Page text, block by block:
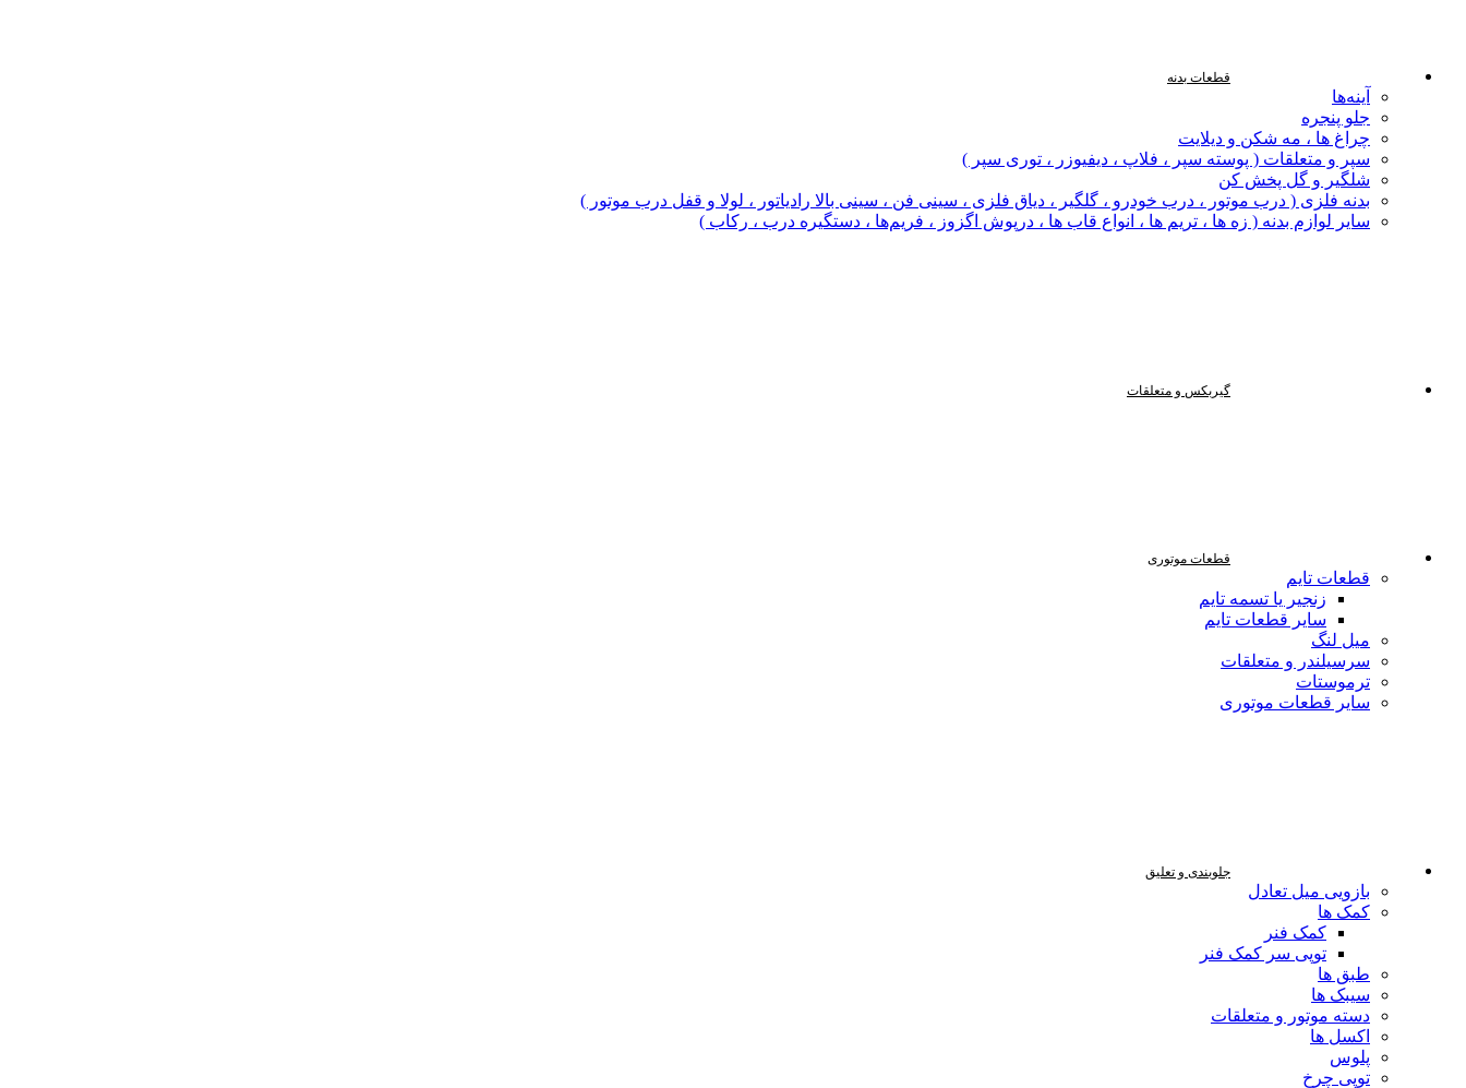
قطعات بدنه
آینه‌ها
جلو پنجره
چراغ‌ ها ، مه‌ شکن و دیلایت
سپر و متعلقات ( پوسته سپر ، فلاپ ، دیفیوزر ، توری سپر )
شلگیر و گل‌ پخش‌ کن
بدنه فلزی ( درب موتور ، درب خودرو ، گلگیر ، دیاق فلزی ، سینی فن ، سینی بالا رادیاتور ، لولا و قفل درب موتور )
سایر لوازم بدنه ( زه ها ، تریم ها ، انواع قاب ها ، درپوش اگزوز ، فریم‌ها ، دستگیره درب ، رکاب )
گیربکس و متعلقات
قطعات موتوری
قطعات تایم
زنجیر یا تسمه تایم
سایر قطعات تایم
میل لنگ
سرسیلندر و متعلقات
ترموستات
سایر قطعات موتوری
جلوبندی و تعلیق
بازویی میل تعادل
کمک ها
کمک فنر
توپی سر کمک فنر
طبق ها
سیبک ها
دسته موتور و متعلقات
اکسل ها
پلوس
توپی چرخ